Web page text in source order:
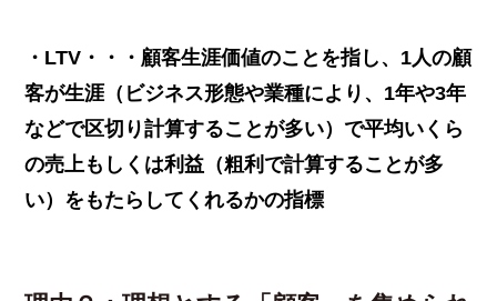
・LTV・・・顧客生涯価値のことを指し、1人の顧
客が生涯（ビジネス形態や業種により、1年や3年
などで区切り計算することが多い）で平均いくら
の売上もしくは利益（粗利で計算することが多
い）をもたらしてくれるかの指標